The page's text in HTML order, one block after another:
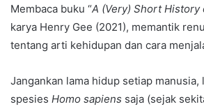
Membaca buku “A (Very) Short History
karya Henry Gee (2021), memantik
tentang arti kehidupan dan cara
Jangankan lama hidup setiap manusia,
spesies Homo sapiens saja (sejak